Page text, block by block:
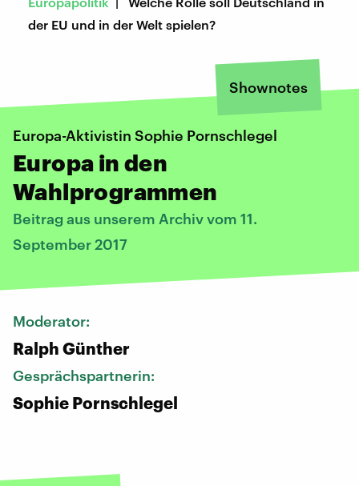
der EU und in der Welt spielen?
Shownotes
Europa-Aktivistin Sophie Pornschlegel
Europa in den
Wahlprogrammen
Beitrag aus unserem Archiv vom 11.
September 2017
Moderator:
Ralph Günther
Gesprächspartnerin:
Sophie Pornschlegel